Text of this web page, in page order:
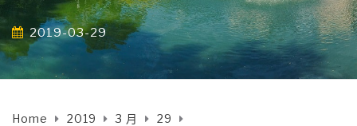
2019-03-29
Home 2019 3 月
29